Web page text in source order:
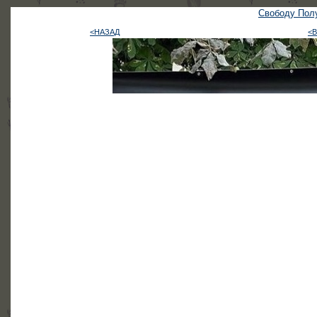
Свободу
<НАЗАД